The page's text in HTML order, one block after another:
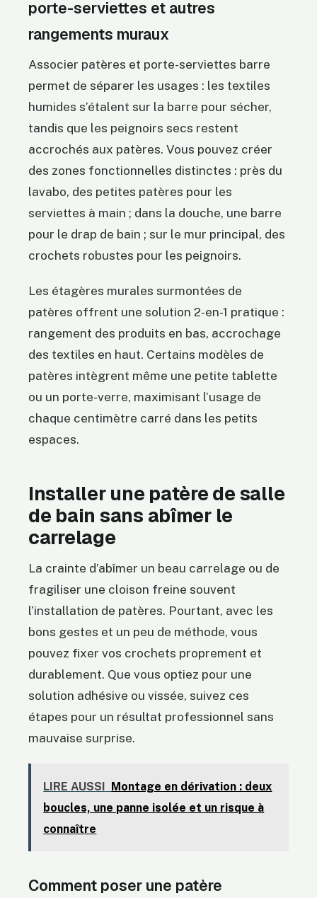
porte-serviettes et autres
rangements muraux
Associer patères et porte-serviettes barre
permet de séparer les usages : les textiles
humides s’étalent sur la barre pour sécher,
tandis que les peignoirs secs restent
accrochés aux patères. Vous pouvez créer
des zones fonctionnelles distinctes : près du
lavabo, des petites patères pour les
serviettes à main ; dans la douche, une barre
pour le drap de bain ; sur le mur principal, des
crochets robustes pour les peignoirs.
Les étagères murales surmontées de
patères offrent une solution 2-en-1 pratique :
rangement des produits en bas, accrochage
des textiles en haut. Certains modèles de
patères intègrent même une petite tablette
ou un porte-verre, maximisant l’usage de
chaque centimètre carré dans les petits
espaces.
Installer une patère de salle
de bain sans abîmer le
carrelage
La crainte d’abîmer un beau carrelage ou de
fragiliser une cloison freine souvent
l’installation de patères. Pourtant, avec les
bons gestes et un peu de méthode, vous
pouvez fixer vos crochets proprement et
durablement. Que vous optiez pour une
solution adhésive ou vissée, suivez ces
étapes pour un résultat professionnel sans
mauvaise surprise.
LIRE AUSSI Montage en dérivation : deux
boucles, une panne isolée et un risque à
connaître
Comment poser une patère